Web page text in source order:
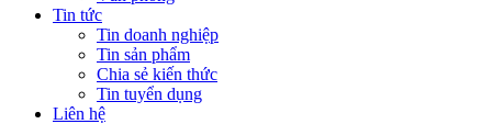
Tin tức
Tin doanh nghiệp
Tin sản phẩm
Chia sẻ kiến thức
Tin tuyển dụng
Liên hệ